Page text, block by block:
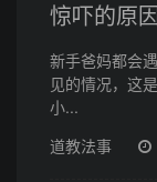
惊吓的原
新手爸妈都会
见的情况，这
小...
道教法事